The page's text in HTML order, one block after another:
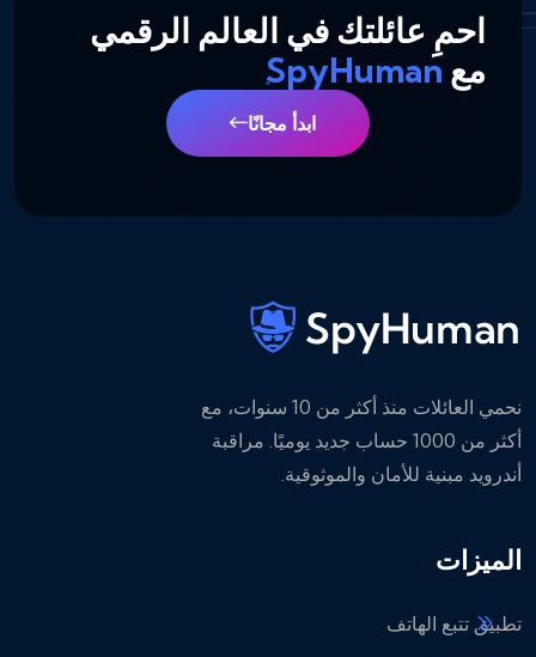
احمِ عائلتك في العالم الرقمي
معSpyHuman
ابدأ مجانًا
نحمي العائلات منذ أكثر من 10 سنوات، مع
أكثر من 1000 حساب جديد يوميًا. مراقبة
أندرويد مبنية للأمان والموثوقية.
الميزات
تطبيق تتبع الهاتف